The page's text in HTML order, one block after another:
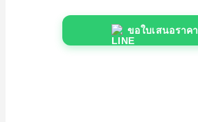
ขอใบเสนอราคา